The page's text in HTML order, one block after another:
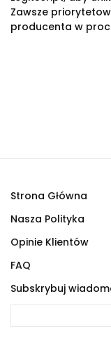
Zawsze
producenta w
Strona Główna
Nasza Polityka
Opinie Klientów
FAQ
Subskrybuj